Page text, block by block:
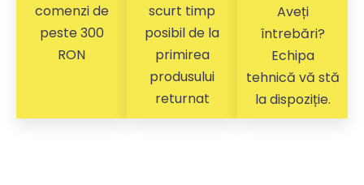
comenzi de
peste 300
RON
scurt timp
posibil de la
primirea
produsului
returnat
Aveți
întrebări?
Echipa
tehnică vă stă
la dispoziție.